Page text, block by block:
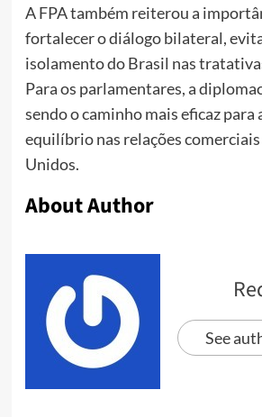
A FPA também reiterou a
fortalecer o diálogo bilateral,
isolamento do Brasil nas
Para os parlamentares, a
sendo o caminho mais eficaz para
equilíbrio nas relações comerciais
Unidos.
About Author
See